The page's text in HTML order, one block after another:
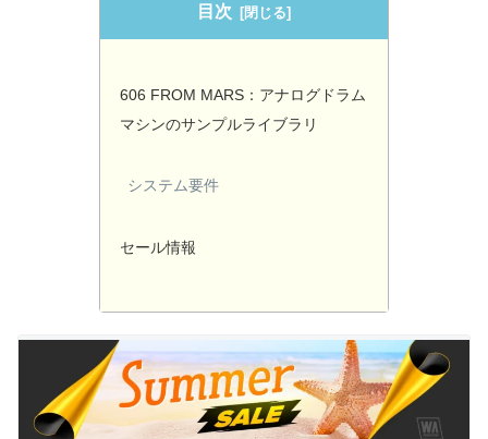
目次
606 FROM MARS：アナログドラム
マシンのサンプルライブラリ
システム要件
セール情報